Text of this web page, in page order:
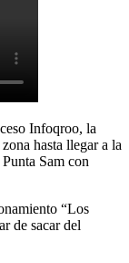
Infoqroo, la
hasta llegar a la
Sam con
“Los
de sacar del